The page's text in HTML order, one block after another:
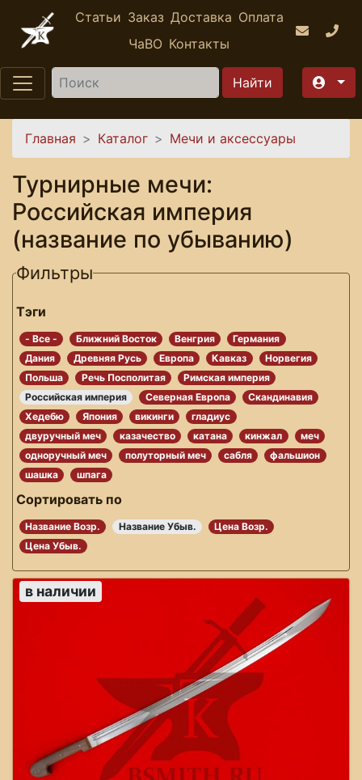
Перейти к основному содержанию
Статьи Заказ Доставка Оплата
ЧаВО Контакты
Найти
Вы здесь
Главная Каталог Мечи и аксессуары
Турнирные мечи:
Российская империя
(название по убыванию)
Фильтры
Тэги
- Все - Ближний Восток Венгрия
Германия
Дания
Древняя Русь Европа Кавказ
Норвегия
Польша
Речь Посполитая
Римская империя
Российская империя
Северная Европа
Скандинавия
Хедебю
Япония викинги
гладиус
двуручный меч
казачество катана кинжал
меч
одноручный меч
полуторный меч сабля
фальшион
шашка
шпага
Сортировать по
Название Возр. Название Убыв.
Цена Возр.
Цена Убыв.
в наличии